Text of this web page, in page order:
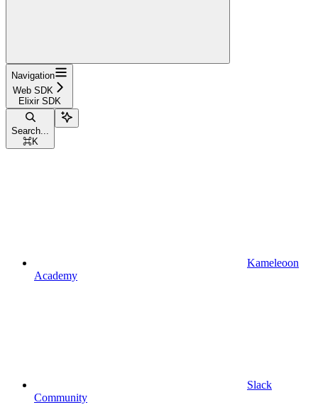
Navigation
Web SDK
Elixir SDK
Search...
⌘K
Kameleoon
Academy
Slack
Community